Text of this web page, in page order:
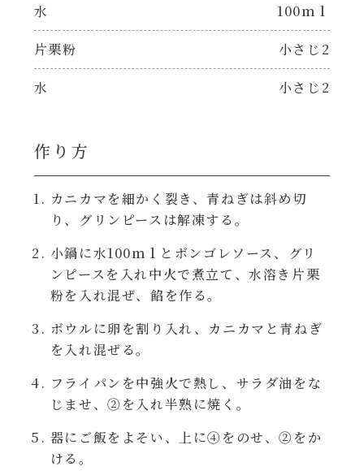
おもてなし
炊飯器
ホットプレート
レンジ調理
お子さま
節分
ひなまつり
こどもの日
聖護院かぶらのもみじおろしぽん酢
ハコネーゼ ポルチーニ
ハコネーゼ カルボナーラ
ハコネーゼ アラビアータ
ハコネーゼ クリーミーボロネーゼ
水 100ｍｌ
片栗粉 小さじ2
水 小さじ2
作り方
カニカマを細かく裂き、青ねぎは斜め切
り、グリンピースは解凍する。
小鍋に水100ｍｌとボンゴレソース、グリ
ンピースを入れ中火で煮立て、水溶き片栗
粉を入れ混ぜ、餡を作る。
ボウルに卵を割り入れ、カニカマと青ねぎ
を入れ混ぜる。
フライパンを中強火で熱し、サラダ油をな
じませ、②を入れ半熟に焼く。
器にご飯をよそい、上に④をのせ、②をか
ける。